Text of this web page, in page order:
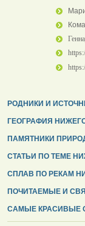
РОДНИКИ И
ГЕОГРАФИЯ
ПАМЯТНИКИ
СТАТЬИ ПО ТЕМЕ
СПЛАВ ПО РЕКАМ
ПОЧИТАЕМЫЕ И
САМЫЕ КРАСИВЫЕ